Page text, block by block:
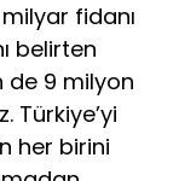
fidanı
belirten
de 9 milyon
Türkiye’yi
her birini